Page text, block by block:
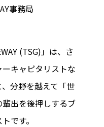
事務局
(TSG)」は、さ
キャピタリストな
分野を越えて「世
出を後押しするブ
です。